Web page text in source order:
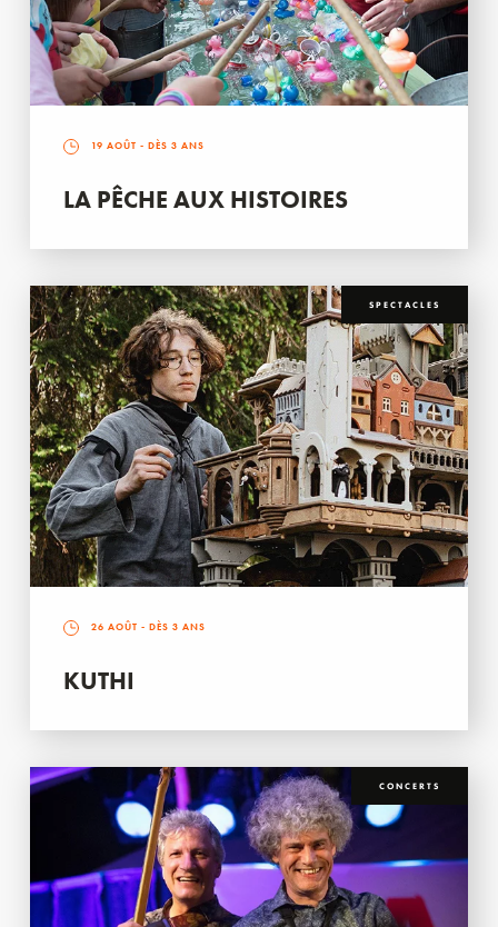
19 AOÛT - DÈS 3 ANS
LA PÊCHE AUX HISTOIRES
SPECTACLES
26 AOÛT - DÈS 3 ANS
KUTHI
CONCERTS